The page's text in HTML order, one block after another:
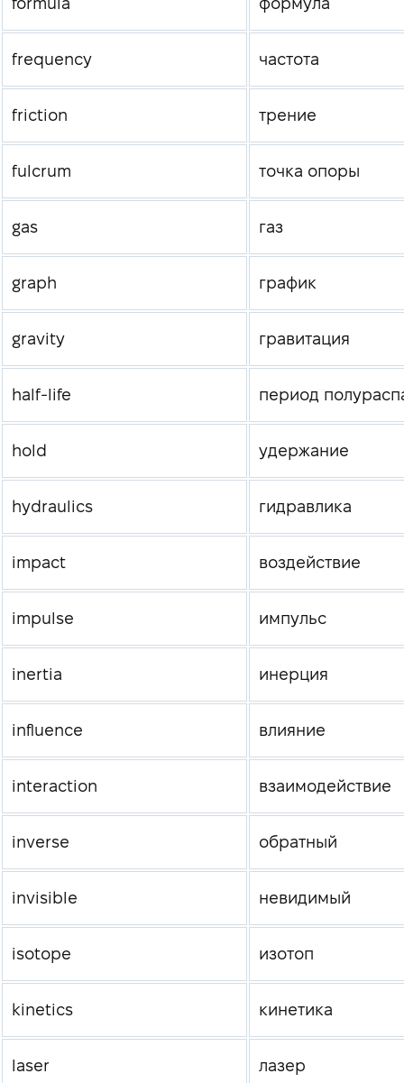
frequency частота
friction трение
fulcrum точка опоры
gas газ
graph график
gravity гравитация
half-life период
hold удержание
hydraulics гидравлика
impact воздействие
impulse импульс
inertia инерция
influence влияние
interaction взаимодействие
inverse обратный
invisible невидимый
isotope изотоп
kinetics кинетика
laser лазер